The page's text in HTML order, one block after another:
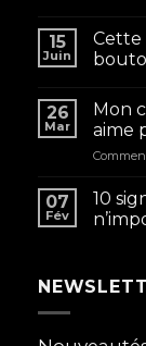
15
Juin
Cette
26
Mar
Mon
aime
07
Fév
10